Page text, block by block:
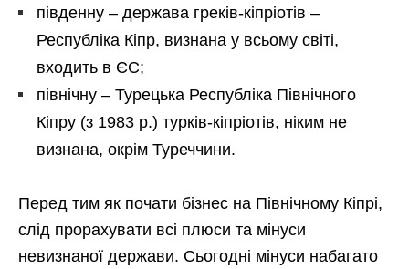
південну – держава греків-кіпріотів –
Республіка Кіпр, визнана у всьому світі,
входить в ЄС;
північну – Турецька Республіка Північного
Кіпру (з 1983 р.) турків-кіпріотів, ніким не
визнана, окрім Туреччини.
Перед тим як почати бізнес на Північному Кіпрі,
слід прорахувати всі плюси та мінуси
невизнаної держави. Сьогодні мінуси набагато